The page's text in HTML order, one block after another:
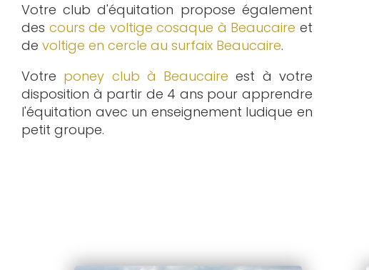
Votre club d'équitation propose également
des cours de voltige cosaque à Beaucaire et
de voltige en cercle au surfaix Beaucaire.
Votre poney club à Beaucaire est à votre
disposition à partir de 4 ans pour apprendre
l'équitation avec un enseignement ludique en
petit groupe.